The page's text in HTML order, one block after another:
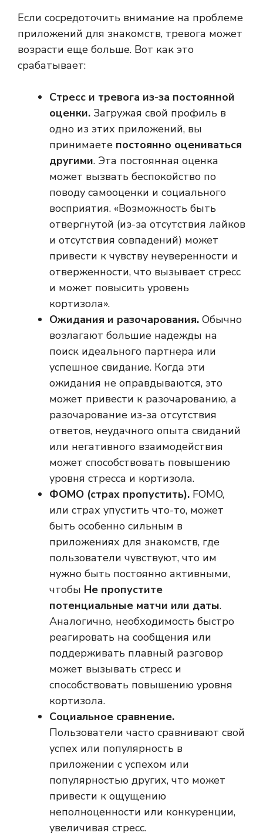
Если сосредоточить внимание на проблеме
приложений для знакомств, тревога может
возрасти еще больше. Вот как это
срабатывает:
Стресс и тревога из-за постоянной
оценки. Загружая свой профиль в
одно из этих приложений, вы
принимаете постоянно оцениваться
другими. Эта постоянная оценка
может вызвать беспокойство по
поводу самооценки и социального
восприятия. «Возможность быть
отвергнутой (из-за отсутствия лайков
и отсутствия совпадений) может
привести к чувству неуверенности и
отверженности, что вызывает стресс
и может повысить уровень
кортизола».
Ожидания и разочарования. Обычно
возлагают большие надежды на
поиск идеального партнера или
успешное свидание. Когда эти
ожидания не оправдываются, это
может привести к разочарованию, а
разочарование из-за отсутствия
ответов, неудачного опыта свиданий
или негативного взаимодействия
может способствовать повышению
уровня стресса и кортизола.
ФОМО (страх пропустить). FOMO,
или страх упустить что-то, может
быть особенно сильным в
приложениях для знакомств, где
пользователи чувствуют, что им
нужно быть постоянно активными,
чтобы Не пропустите
потенциальные матчи или даты.
Аналогично, необходимость быстро
реагировать на сообщения или
поддерживать плавный разговор
может вызывать стресс и
способствовать повышению уровня
кортизола.
Социальное сравнение.
Пользователи часто сравнивают свой
успех или популярность в
приложении с успехом или
популярностью других, что может
привести к ощущению
неполноценности или конкуренции,
увеличивая стресс.